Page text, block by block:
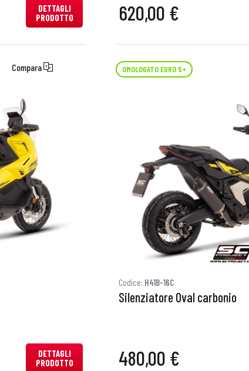
DETTAGLI
PRODOTTO
620,00 €
Compara
DETTAGLI
PRODOTTO
OMOLOGATO EURO 5+
Codice: H41B-16C
Silenziatore Oval carbonio
480,00 €